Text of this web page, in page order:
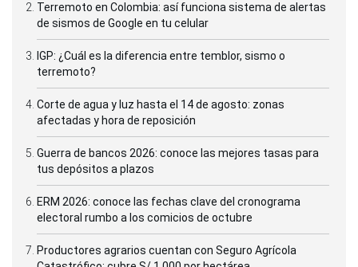
Terremoto en Colombia: así funciona sistema de alertas
de sismos de Google en tu celular
IGP: ¿Cuál es la diferencia entre temblor, sismo o
terremoto?
Corte de agua y luz hasta el 14 de agosto: zonas
afectadas y hora de reposición
Guerra de bancos 2026: conoce las mejores tasas para
tus depósitos a plazos
ERM 2026: conoce las fechas clave del cronograma
electoral rumbo a los comicios de octubre
Productores agrarios cuentan con Seguro Agrícola